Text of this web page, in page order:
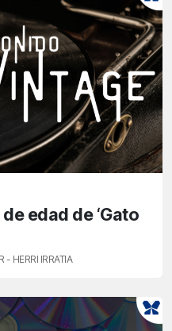
edad de ‘Gato
HERRI IRRATIA